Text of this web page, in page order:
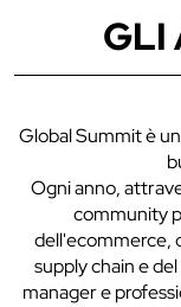
GLI
Global Summit è
Ogni anno,
community
dell'ecommerce,
supply chain e
manager e